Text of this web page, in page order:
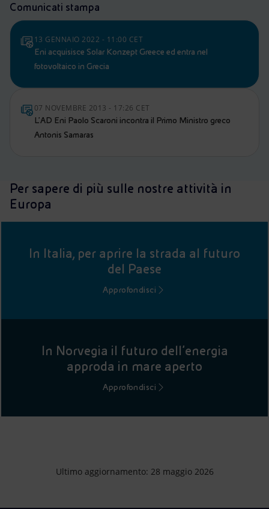
Comunicati stampa
13 GENNAIO 2022 - 11:00 CET
Eni acquisisce Solar Konzept Greece ed entra nel
fotovoltaico in Grecia
07 NOVEMBRE 2013 - 17:26 CET
L'AD Eni Paolo Scaroni incontra il Primo Ministro greco
Antonis Samaras
Per sapere di più sulle nostre attività in
Europa
In Italia, per aprire la strada al futuro
del Paese
Approfondisci
In Norvegia il futuro dell’energia
approda in mare aperto
Approfondisci
Ultimo aggiornamento: 28 maggio 2026